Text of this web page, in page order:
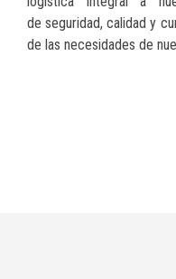
deseguridad, calidad y
de las necesidades de